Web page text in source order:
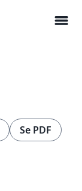
menu
Se PDF